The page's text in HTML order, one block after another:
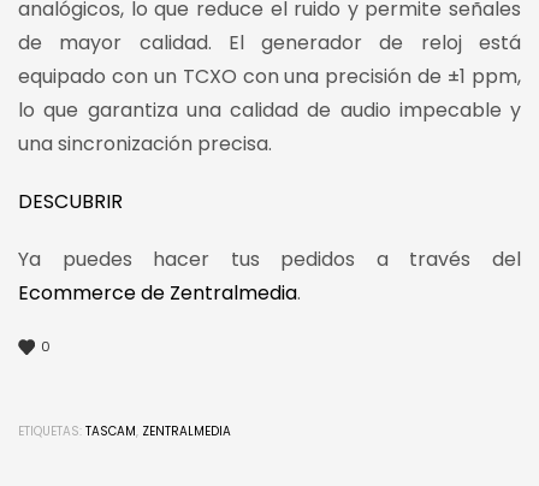
analógicos, lo que reduce el ruido y permite señales
de mayor calidad. El generador de reloj está
equipado con un TCXO con una precisión de ±1 ppm,
lo que garantiza una calidad de audio impecable y
una sincronización precisa.
DESCUBRIR
Ya puedes hacer tus pedidos a través del
Ecommerce de Zentralmedia.
0
ETIQUETAS: TASCAM, ZENTRALMEDIA